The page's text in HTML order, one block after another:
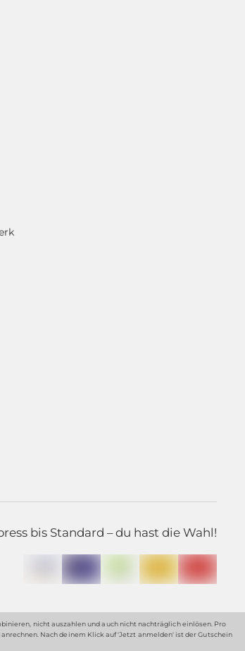
bis Standard – du hast die Wahl!
nicht auszahlen und auch nicht nachträglich einlösen. Pro
Nach deinem Klick auf 'Jetzt anmelden' ist der Gutschein